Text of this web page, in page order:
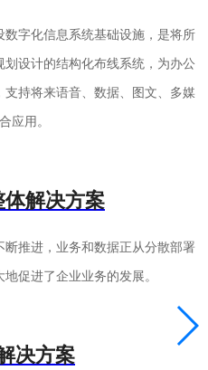
字化信息系统基础设施，是将所
设计的结构化布线系统，为办公
持将来语音、数据、图文、多媒
应用。
解决方案
推进，业务和数据正从分散部署
促进了企业业务的发展。
决方案